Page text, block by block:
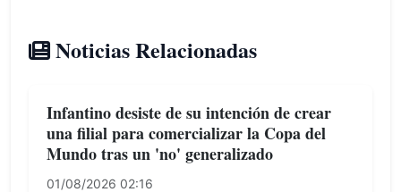
Noticias Relacionadas
Infantino desiste de su intención de crear
una filial para comercializar la Copa del
Mundo tras un 'no' generalizado
01/08/2026 02:16